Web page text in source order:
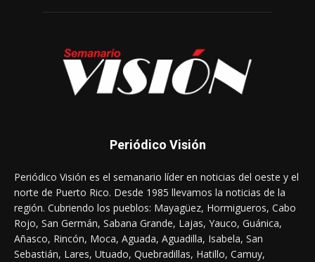
Periódico Visión
Periódico Visión es el semanario líder en noticias del oeste y el
norte de Puerto Rico. Desde 1985 llevamos la noticias de la
región. Cubriendo los pueblos: Mayagüez, Hormigueros, Cabo
Rojo, San Germán, Sabana Grande, Lajas, Yauco, Guánica,
Añasco, Rincón, Moca, Aguada, Aguadilla, Isabela, San
Sebastián, Lares, Utuado, Quebradillas, Hatillo, Camuy,